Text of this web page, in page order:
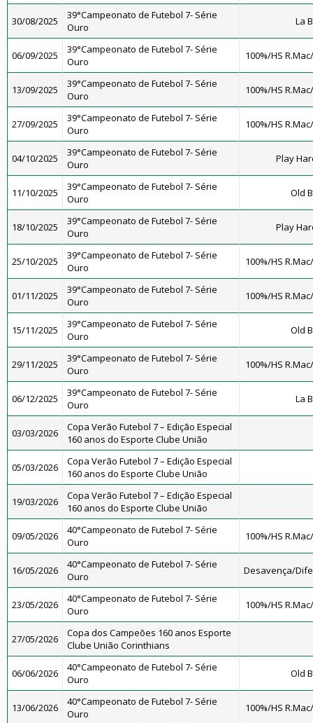
30/08/2025
39°Campeonato de Futebol 7- Série
Ouro
La
06/09/2025
39°Campeonato de Futebol 7- Série
Ouro
100%/HS
13/09/2025
39°Campeonato de Futebol 7- Série
Ouro
100%/HS
27/09/2025
39°Campeonato de Futebol 7- Série
Ouro
100%/HS
04/10/2025
39°Campeonato de Futebol 7- Série
Ouro
Play
11/10/2025
39°Campeonato de Futebol 7- Série
Ouro
Old
18/10/2025
39°Campeonato de Futebol 7- Série
Ouro
Play
25/10/2025
39°Campeonato de Futebol 7- Série
Ouro
100%/HS
01/11/2025
39°Campeonato de Futebol 7- Série
Ouro
100%/HS
15/11/2025
39°Campeonato de Futebol 7- Série
Ouro
Old
29/11/2025
39°Campeonato de Futebol 7- Série
Ouro
100%/HS
06/12/2025
39°Campeonato de Futebol 7- Série
Ouro
La
03/03/2026
Copa Verão Futebol 7 – Edição Especial
160 anos do Esporte Clube União
05/03/2026
Copa Verão Futebol 7 – Edição Especial
160 anos do Esporte Clube União
19/03/2026
Copa Verão Futebol 7 – Edição Especial
160 anos do Esporte Clube União
09/05/2026
40°Campeonato de Futebol 7- Série
Ouro
100%/HS
16/05/2026
40°Campeonato de Futebol 7- Série
Ouro
Desavença/
23/05/2026
40°Campeonato de Futebol 7- Série
Ouro
100%/HS
27/05/2026
Copa dos Campeões 160 anos Esporte
Clube União Corinthians
06/06/2026
40°Campeonato de Futebol 7- Série
Ouro
Old
13/06/2026
40°Campeonato de Futebol 7- Série
Ouro
100%/HS